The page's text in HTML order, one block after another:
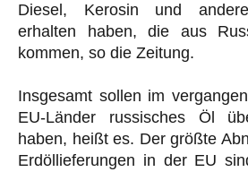
Diesel, Kerosin und
erhalten haben, die aus
kommen, so die Zeitung.
Insgesamt sollen im
EU-Länder russisches Öl
haben, heißt es. Der größte
Erdöllieferungen in der EU